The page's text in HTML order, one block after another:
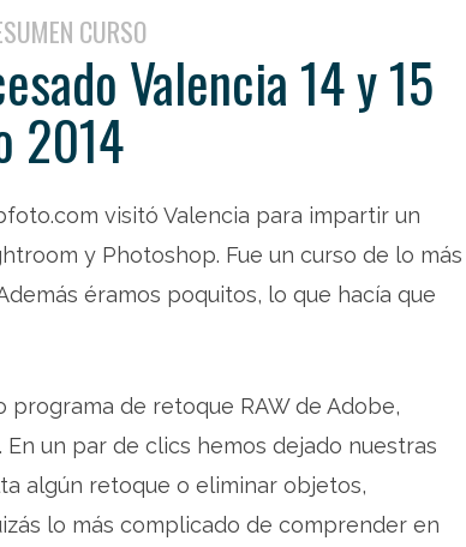
CURSO
Valencia 14 y 15
2014
visitó Valencia para impartir un
y Photoshop. Fue un curso de lo más
éramos poquitos, lo que hacía que
de retoque RAW de Adobe,
un par de clics hemos dejado nuestras
algún retoque o eliminar objetos,
lo más complicado de comprender en